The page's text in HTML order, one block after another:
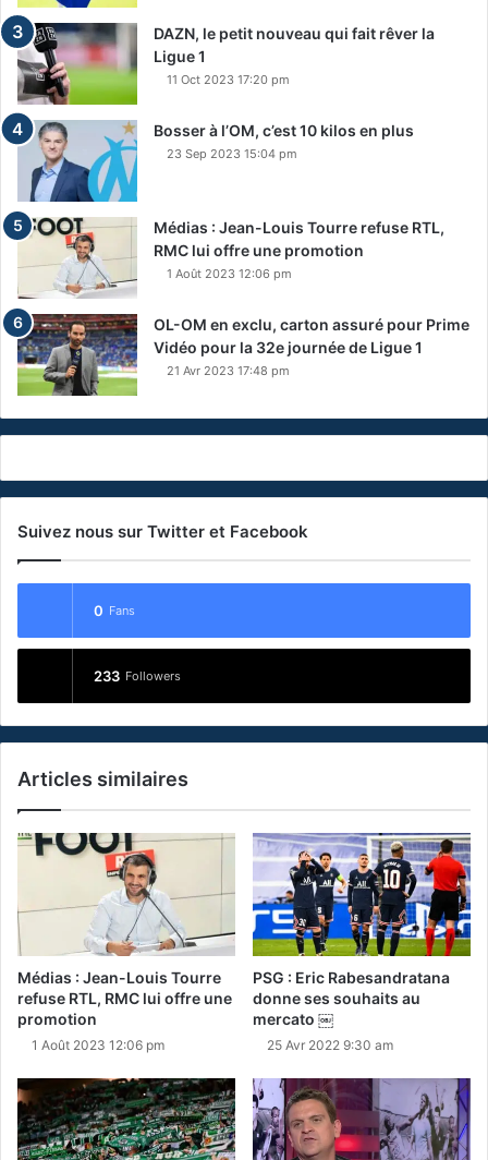
DAZN, le petit nouveau qui fait rêver la
Ligue 1
11 Oct 2023 17:20 pm
Bosser à l’OM, c’est 10 kilos en plus
23 Sep 2023 15:04 pm
Médias : Jean-Louis Tourre refuse RTL,
RMC lui offre une promotion
1 Août 2023 12:06 pm
OL-OM en exclu, carton assuré pour Prime
Vidéo pour la 32e journée de Ligue 1
21 Avr 2023 17:48 pm
Suivez nous sur Twitter et Facebook
0 Fans
233 Followers
Articles similaires
Médias : Jean-Louis Tourre
refuse RTL, RMC lui offre une
promotion
1 Août 2023 12:06 pm
PSG : Eric Rabesandratana
donne ses souhaits au
mercato ￼
25 Avr 2022 9:30 am